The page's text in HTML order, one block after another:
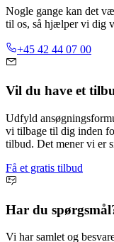
Nogle gange kan det
til os, så hjælper vi dig
+45 42 44 07 00
Vil du have et
Udfyld
vi tilbage til dig inden
tilbud. Det mener vi er
Få et gratis tilbud
Har du
Vi har samlet og